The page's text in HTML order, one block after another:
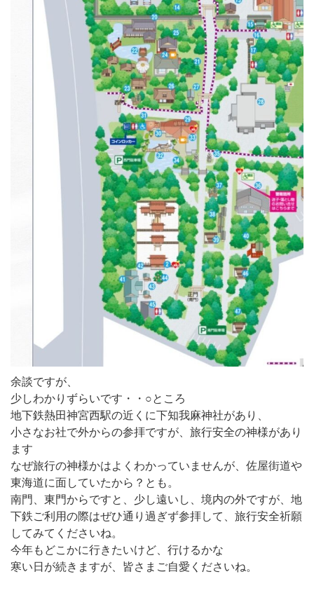
余談ですが、
少しわかりずらいです・・○ところ
地下鉄熱田神宮西駅の近くに下知我麻神社があり、
小さなお社で外からの参拝ですが、旅行安全の神様があり
ます
なぜ旅行の神様かはよくわかっていませんが、佐屋街道や
東海道に面していたから？とも。
南門、東門からですと、少し遠いし、境内の外ですが、地
下鉄ご利用の際はぜひ通り過ぎず参拝して、旅行安全祈願
してみてくださいね。
今年もどこかに行きたいけど、行けるかな
寒い日が続きますが、皆さまご自愛くださいね。